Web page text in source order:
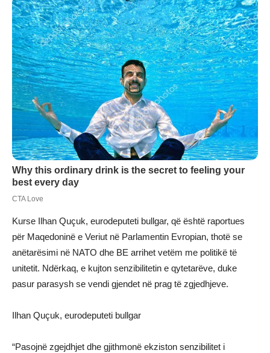
Kurse Ilhan Quçuk, eurodeputeti bullgar, që është raportues
për Maqedoninë e Veriut në Parlamentin Evropian, thotë se
anëtarësimi në NATO dhe BE arrihet vetëm me politikë të
unitetit. Ndërkaq, e kujton senzibilitetin e qytetarëve, duke
pasur parasysh se vendi gjendet në prag të zgjedhjeve.
Ilhan Quçuk, eurodeputeti bullgar
“Pasojnë zgejdhjet dhe gjithmonë ekziston senzibilitet i